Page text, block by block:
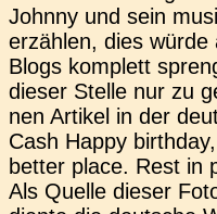
Johnny und sein
erzäh­len, dies
Blogs kom­plett
dieser Stelle nur zu
nen Arti­kel in der
Cash Happy
better place. Rest in
Als Quelle dieser